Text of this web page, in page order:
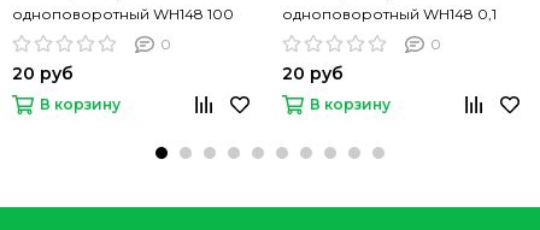
одноповоротный WH148 100
КОм
0
20 руб
В корзину
одноповоротный WH148 0,1
КОм
0
20 руб
В корзину